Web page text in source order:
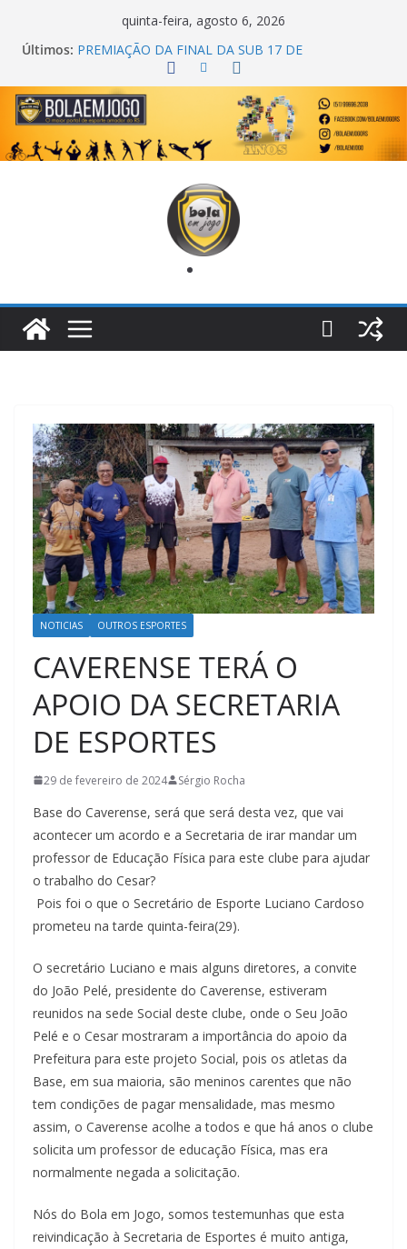
quinta-feira, agosto 6, 2026
Últimos: PREMIAÇÃO DA FINAL DA SUB 17 DE
CACHOEIRINHA
AGEC CAMPEÃ DA 1ª COPA DA AMIZADE
CROSS FUT SM CAMPEÃ DO TORNEIO TURBO
AUTO CENTER
ONZE UNIDOS É BICAMPEÃO DA SUPER LIGA
METROPOLITANA
NOTICIAS OUTROS ESPORTES
CAVERENSE TERÁ O
APOIO DA SECRETARIA
DE ESPORTES
29 de fevereiro de 2024 Sérgio Rocha
Base do Caverense, será que será desta vez, que vai
acontecer um acordo e a Secretaria de irar mandar um
professor de Educação Física para este clube para ajudar
o trabalho do Cesar?
Pois foi o que o Secretário de Esporte Luciano Cardoso
prometeu na tarde quinta-feira(29).
O secretário Luciano e mais alguns diretores, a convite
do João Pelé, presidente do Caverense, estiveram
reunidos na sede Social deste clube, onde o Seu João
Pelé e o Cesar mostraram a importância do apoio da
Prefeitura para este projeto Social, pois os atletas da
Base, em sua maioria, são meninos carentes que não
tem condições de pagar mensalidade, mas mesmo
assim, o Caverense acolhe a todos e que há anos o clube
solicita um professor de educação Física, mas era
normalmente negada a solicitação.
Nós do Bola em Jogo, somos testemunhas que esta
reivindicação à Secretaria de Esportes é muito antiga,